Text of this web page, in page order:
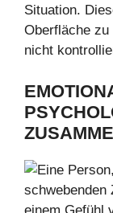
Situation.
Oberfläche zu
nicht